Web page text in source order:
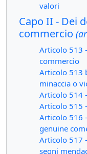
valori
Capo II - Dei
commercio
Articolo 513
commercio
Articolo 513
minaccia o
Articolo 514
Articolo 515
Articolo 516
genuine
Articolo 517
segni